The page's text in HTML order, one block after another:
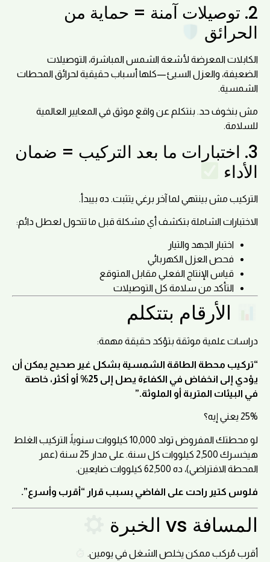
2. توصيلات آمنة = حماية من
الحرائق
الكابلات المعرضة لأشعة الشمس المباشرة، التوصيلات
الضعيفة، والعزل السيئ—كلها أسباب حقيقية لحرائق المحطات
الشمسية.
مش بنخوف حد. بنتكلم عن واقع موثق في المعايير العالمية
للسلامة.
3. اختبارات ما بعد التركيب = ضمان
الأداء
التركيب مش بينتهي لما آخر برغي يتثبت. ده بيبدأ.
الاختبارات الشاملة بتكشف أي مشكلة قبل ما تتحول لعطل دائم:
اختبار الجهد والتيار
فحص العزل الكهربائي
قياس الإنتاج الفعلي مقابل المتوقع
التأكد من سلامة كل التوصيلات
الأرقام بتتكلم
دراسات علمية موثقة بتؤكد حقيقة مهمة:
“تركيب محطة الطاقة الشمسية بشكل غير صحيح يمكن أن
يؤدي إلى انخفاض في الكفاءة يصل إلى 25% أو أكثر، خاصة
في البيئات المتربة أو الملوثة.”
25% يعني إيه؟
لو محطتك المفروض تولد 10,000 كيلووات سنوياً، التركيب الغلط
هيخسرك 2,500 كيلووات كل سنة. على مدار 25 سنة (عمر
المحطة الافتراضي)، ده 62,500 كيلووات ضايعين.
فلوس كتير راحت على الفاضي بسبب قرار “أقرب وأسرع”.
المسافة vs الخبرة
أقرب مُركب ممكن يخلص الشغل في يومين.